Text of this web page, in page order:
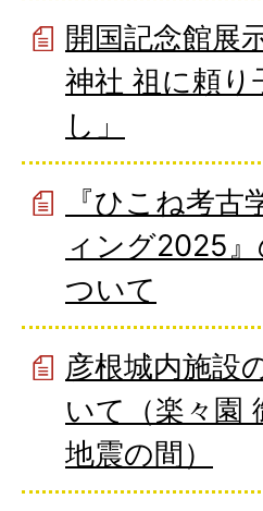
開国記念館展
神社 祖に頼り
し」
『ひこね考古
ィング2025
ついて
彦根城内施設
いて（楽々園
地震の間）